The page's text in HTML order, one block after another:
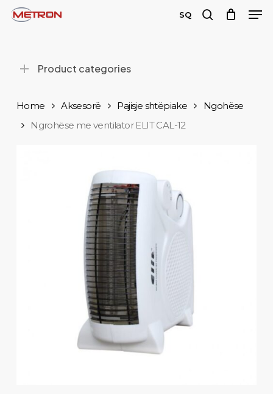
Skip
content
SQ
Product categories
Home Aksesorë Pajisje shtëpiake
Ngohëse
Ngrohëse me ventilator ELIT CAL-12